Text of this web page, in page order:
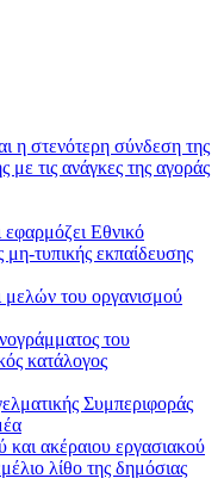
η στενότερη σύνδεση της
με τις ανάγκες της αγοράς
Eθνικό
τυπικής εκπαίδευσης
μελών του οργανισμού
του
κατάλογος
Συμπεριφοράς
ακέραιου εργασιακού
λίθο της δημόσιας